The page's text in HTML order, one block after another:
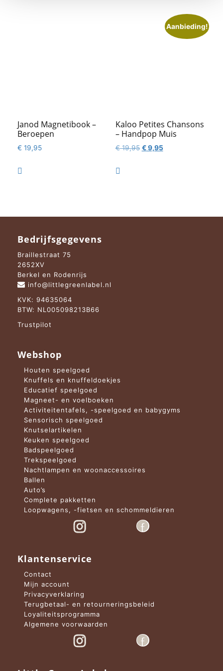
Janod Magnetibook –
Beroepen
€ 19,95

Aanbieding!
Kaloo Petites Chansons
– Handpop Muis
€19,95 Oorspronkelijke
€9,95Huidige

Bedrijfsgegevens
Braillestraat 75
2652XV
Berkel en Rodenrijs
info@littlegreenlabel.nl
KVK: 94635064
BTW: NL005098213B66
Trustpilot
Webshop
Houten speelgoed
Knuffels en knuffeldoekjes
Educatief speelgoed
Magneet- en voelboeken
Activiteitentafels, -speelgoed en babygyms
Sensorisch speelgoed
Knutselartikelen
Keuken speelgoed
Badspeelgoed
Trekspeelgoed
Nachtlampen en woonaccessoires
Ballen
Auto’s
Complete pakketten
Loopwagens, -fietsen en schommeldieren
Klantenservice
Contact
Mijn account
Privacyverklaring
Terugbetaal- en retourneringsbeleid
Loyaliteitsprogramma
Algemene voorwaarden